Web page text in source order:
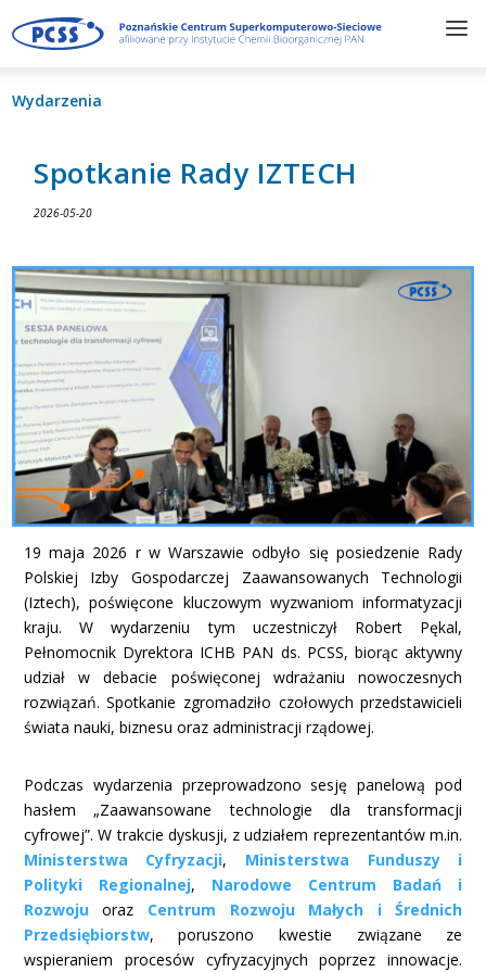
Wydarzenia
Spotkanie Rady IZTECH
2026-05-20
19 maja 2026 r w Warszawie odbyło się posiedzenie Rady
Polskiej Izby Gospodarczej Zaawansowanych Technologii
(Iztech), poświęcone kluczowym wyzwaniom informatyzacji
kraju. W wydarzeniu tym uczestniczył Robert Pękal,
Pełnomocnik Dyrektora ICHB PAN ds. PCSS, biorąc aktywny
udział w debacie poświęconej wdrażaniu nowoczesnych
rozwiązań. Spotkanie zgromadziło czołowych przedstawicieli
świata nauki, biznesu oraz administracji rządowej.
Podczas wydarzenia przeprowadzono sesję panelową pod
hasłem „Zaawansowane technologie dla transformacji
cyfrowej”. W trakcie dyskusji, z udziałem reprezentantów m.in.
Ministerstwa Cyfryzacji, Ministerstwa Funduszy i
Polityki Regionalnej, Narodowe Centrum Badań i
Rozwojuoraz Centrum Rozwoju Małych i Średnich
Przedsiębiorstw, poruszono kwestie związane ze
wspieraniem procesów cyfryzacyjnych poprzez innowacje.